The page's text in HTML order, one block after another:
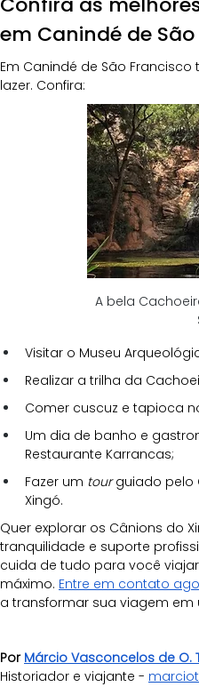
em Canindé de
Em Canindé de São
lazer. Confira:
A bela
Visitar o Museu
Realizar a trilha da
Comer cuscuz e tapioca
Um dia de banho e
Restaurante Karrancas;
Fazer um tour guiado pelo
Xingó.
Quer explorar os Cânions do
tranquilidade e suporte
cuida de tudo para você
máximo. Entre em contato
a transformar sua viagem em
Por Márcio Vasconcelos de O.
Historiador e viajante -